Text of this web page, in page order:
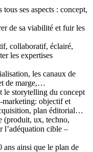
ses aspects : concept,
de sa viabilité et fuir les
collaboratif, éclairé,
les expertises
les canaux de
de marge,…
le storytelling du concept
objectif et
plan éditorial…
(produit, ux, techno,
l’adéquation cible –
ans ainsi que le plan de